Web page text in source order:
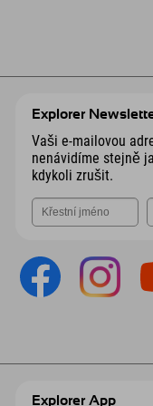
Explorer
Vaši e-mailovou
nenávidíme stejně
kdykoli zrušit.
Explorer App